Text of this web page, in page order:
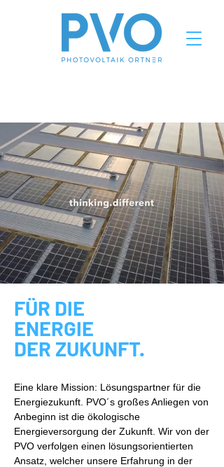
FÜR DIE
ENERGIE
DER ZUKUNFT.
Eine klare Mission: Lösungspartner für die
Energiezukunft. PVO´s großes Anliegen von
Anbeginn ist die ökologische
Energieversorgung der Zukunft. Wir von der
PVO verfolgen einen lösungsorientierten
Ansatz, welcher unsere Erfahrung in der